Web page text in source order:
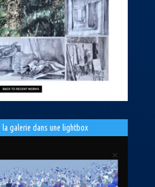
la galerie dans une lightbox